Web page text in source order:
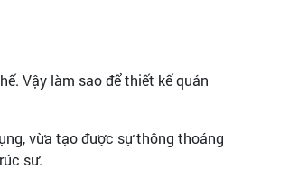
Vậy làm sao để thiết kế quán
vừa tạo được sự thông thoáng
sư.